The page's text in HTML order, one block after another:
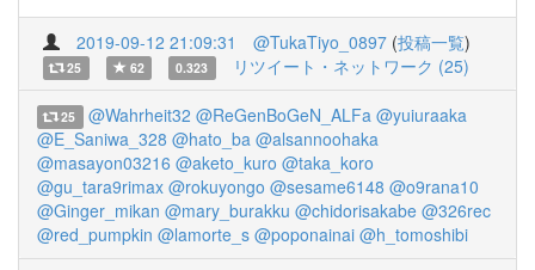
2019-09-12 21:09:31 @TukaTiyo_0897 (投稿一覧)
25 62 0.323 リツイート・ネットワーク (25)
25 @Wahrheit32 @ReGenBoGeN_ALFa @yuiuraaka
@E_Saniwa_328 @hato_ba @alsannoohaka
@masayon03216 @aketo_kuro @taka_koro
@gu_tara9rimax @rokuyongo @sesame6148 @o9rana10
@Ginger_mikan @mary_burakku @chidorisakabe @326rec
@red_pumpkin @lamorte_s @poponainai @h_tomoshibi